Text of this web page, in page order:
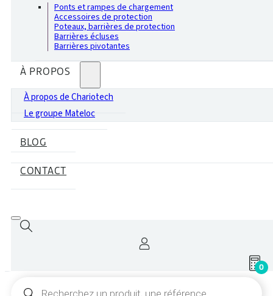
Ponts et rampes de chargement
Accessoires de protection
Poteaux, barrières de protection
Barrières écluses
Barrières pivotantes
À PROPOS
À propos de Chariotech
Le groupe Mateloc
BLOG
CONTACT
0